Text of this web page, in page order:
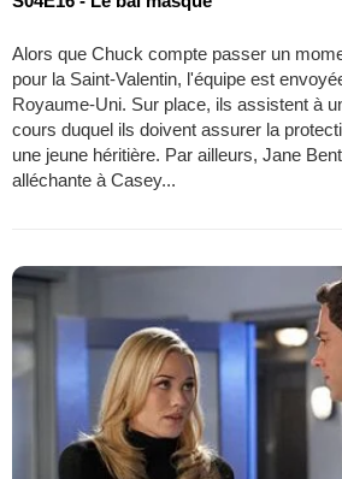
Alors que Chuck compte passer un
pour la Saint-Valentin, l'équipe est
Royaume-Uni. Sur place, ils assistent à
cours duquel ils doivent assurer la
une jeune héritière. Par ailleurs, Jane
alléchante à Casey...